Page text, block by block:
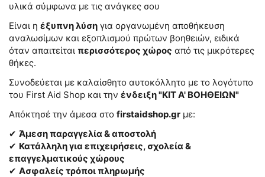
υλικά σύμφωνα με τις ανάγκες σου
Είναι η έξυπνη λύση για οργανωμένη αποθήκευση
αναλωσίμων και εξοπλισμού πρώτων βοηθειών, ειδικά
όταν απαιτείται περισσότερος χώρος από τις μικρότερες
θήκες.
Συνοδεύεται με καλαίσθητο αυτοκόλλητο με το λογότυπο
του First Aid Shop και την ένδειξη "ΚΙΤ Α' ΒΟΗΘΕΙΩΝ"
Απόκτησέ την άμεσα στο firstaidshop.gr με:
✔ Άμεση παραγγελία & αποστολή
✔ Κατάλληλη για επιχειρήσεις, σχολεία &
επαγγελματικούς χώρους
✔ Ασφαλείς τρόποι πληρωμής